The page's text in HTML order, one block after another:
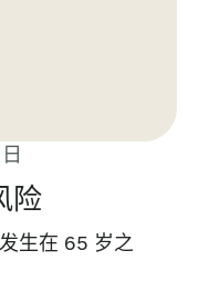
险
生在 65 岁之